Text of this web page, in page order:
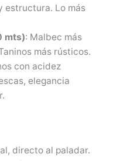
estructura. Lo más
mts): Malbec más
más rústicos.
con acidez
elegancia
directo al paladar.